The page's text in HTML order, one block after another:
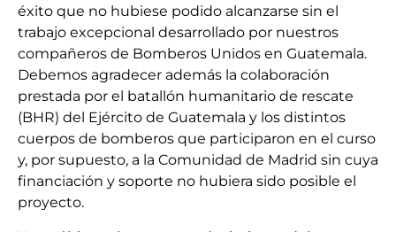
éxito que no hubiese podido alcanzarse sin el
trabajo excepcional desarrollado por nuestros
compañeros de Bomberos Unidos en Guatemala.
Debemos agradecer además la colaboración
prestada por el batallón humanitario de rescate
(BHR) del Ejército de Guatemala y los distintos
cuerpos de bomberos que participaron en el curso
y, por supuesto, a la Comunidad de Madrid sin cuya
financiación y soporte no hubiera sido posible el
proyecto.